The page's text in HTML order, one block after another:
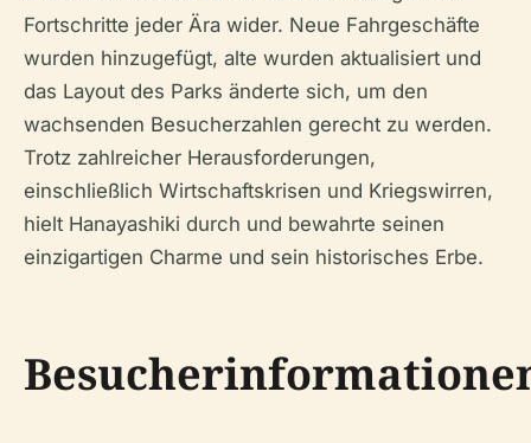
Fortschritte jeder Ära wider. Neue Fahrgeschäfte
wurden hinzugefügt, alte wurden aktualisiert und
das Layout des Parks änderte sich, um den
wachsenden Besucherzahlen gerecht zu werden.
Trotz zahlreicher Herausforderungen,
einschließlich Wirtschaftskrisen und Kriegswirren,
hielt Hanayashiki durch und bewahrte seinen
einzigartigen Charme und sein historisches Erbe.